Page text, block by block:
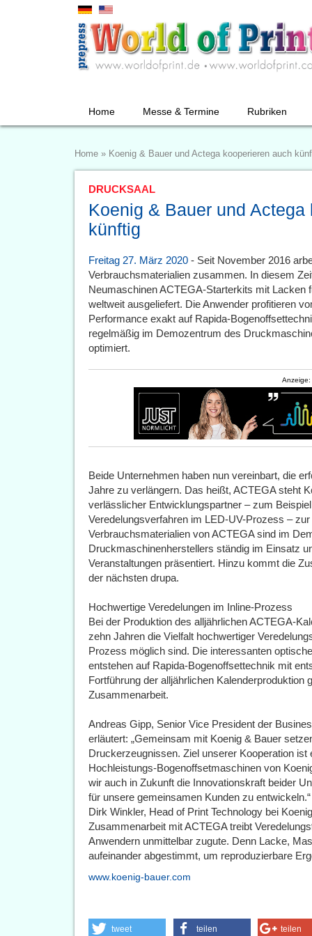
Home Messe & Termine Rubriken
Home » Koenig & Bauer und Actega kooperieren auch
DRUCKSAAL
Koenig & Bauer und Actega
künftig
Freitag 27. März 2020 - Seit November 2016
Verbrauchsmaterialien zusammen. In diesem
Neumaschinen ACTEGA-Starterkits mit Lacken
weltweit ausgeliefert. Die Anwender profitieren
Performance exakt auf Rapida-
regelmäßig im Demozentrum des
optimiert.
Anzeige:
Beide Unternehmen haben nun vereinbart, die
Jahre zu verlängern. Das heißt, ACTEGA steht
verlässlicher Entwicklungspartner – zum
Veredelungsverfahren im LED-UV-Prozess –
Verbrauchsmaterialien von ACTEGA sind im
Druckmaschinenherstellers ständig im Einsatz
Veranstaltungen präsentiert. Hinzu kommt die
der nächsten drupa.
Hochwertige Veredelungen im Inline-Prozess
Bei der Produktion des alljährlichen ACTEGA-
zehn Jahren die Vielfalt hochwertiger
Prozess möglich sind. Die interessanten
entstehen auf Rapida-Bogenoffsettechnik mit
Fortführung der alljährlichen Kalenderproduktion
Zusammenarbeit.
Andreas Gipp, Senior Vice President der
erläutert: „Gemeinsam mit Koenig & Bauer
Druckerzeugnissen. Ziel unserer Kooperation
Hochleistungs-Bogenoffsetmaschinen von
wir auch in Zukunft die Innovationskraft beider
für unsere gemeinsamen Kunden zu entwickeln.“
Dirk Winkler, Head of Print Technology bei
Zusammenarbeit mit ACTEGA treibt
Anwendern unmittelbar zugute. Denn Lacke,
aufeinander abgestimmt, um reproduzierbare
www.koenig-bauer.com
tweet teilen teilen